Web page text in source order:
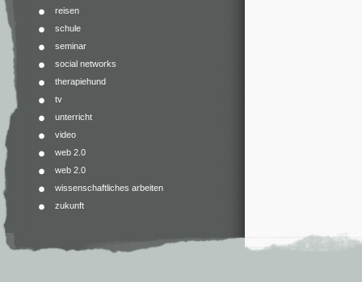
reisen
schule
seminar
social networks
therapiehund
tv
unterricht
video
web 2.0
web 2.0
wissenschaftliches arbeiten
zukunft